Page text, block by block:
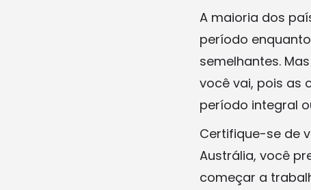
A maioria dos
período
semelhantes.
você vai, pois as
período integral
Certifique-se de
Austrália, você
começar a